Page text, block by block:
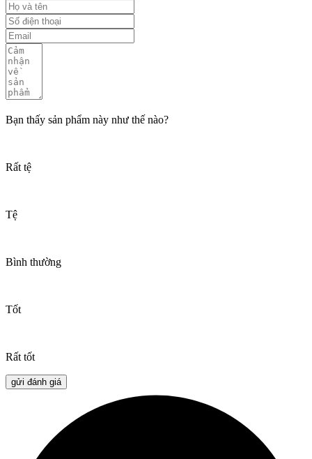
Bạn thấy sản phẩm này như thế nào?
Rất tệ
Tệ
Bình thường
Tốt
Rất tốt